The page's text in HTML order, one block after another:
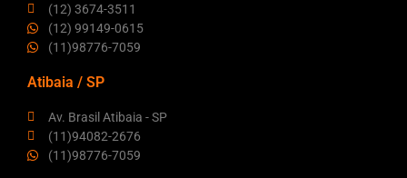
(12) 3674-3511
(12) 99149-0615
(11)98776-7059
Atibaia / SP
Av. Brasil Atibaia - SP
(11)94082-2676
(11)98776-7059